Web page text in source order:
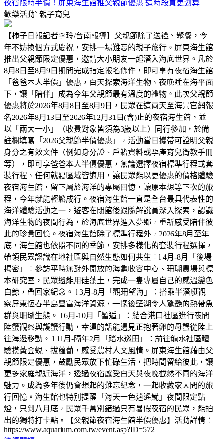
夜宿限時半價！屏東海生館推父親節優惠 這時段買更划算
歡樂活動ˋ 親子育兒
【柿子日報記者李玲/台南報導】父親節除了送禮、聚餐，今
年不妨換個方式慶祝，安排一場難忘的親子旅行。屏東海生館
推出父親節限定優惠，邀請大小朋友一起潛入海底世界。凡於
8月8日至8月9日期間完成指定報名條件，即可享有夜宿海生館
「爸爸本人半價」優惠，白天探索海洋生物、夜晚睡在海平面
下，讓「陪伴」成為今年父親節最有溫度的禮物。此次父親節
優惠將於2026年8月8日至8月9日，民眾在這兩天至海景官網報
名2026年8月13日至2026年12月31日(含)止的夜宿海生館，並
以「兩大一小」（收費對象皆須為3歲以上）同行參加，於備
註欄填寫「2026父親節半價優惠」，活動當日攜帶可證明父親
身分之有效文件（例如身分證、戶籍資料或孕產育兒衛教手冊
等），即可享爸爸本人半價優惠，無論選擇夜宿標準行程或套
裝行程、任何就寢區域皆適用，讓民眾能以更優惠的價格體驗
夜宿海生館，留下屬於海洋的專屬回憶，讓原本想等下次的旅
程，今年就能輕鬆成行。夜宿海生館一直是全台最具代表性的
海洋體驗活動之一，遊客在閉館後跟隨解說員深入探索，認識
海洋生物的夜間行為，於海底世界進入夢鄉，重新感受陪伴彼
此的珍貴回憶。夜宿海生館除了標準行程外，2026年8月至年
底，海生館也依照不同的季節，安排多樣化的套裝行程選擇，
帶領民眾認識在地社區與自然生態如何共生：l 4月-8月「後場
揭密」：參訪平時無對外開放的海龜收容中心、珊瑚農場與標
本研究室，民眾還能用硅藻土，完成一隻專屬自己的感溫變色
白鯨，帶回家紀念。 l 3月-8月「觀珊望海」：搭乘半潛艇觀
察屏東恆春半島豐富海洋資源，一探後壁湖令人驚艷的熱帶魚
群與珊瑚生態。 l 6月-10月「蟹逅」：結合港口社區進行夜間
陸蟹觀察與護蟹行動，幸運的話能遇見正抱著卵的母蟹從陸上
往海邊移動。 l 11月-隔年2月「踏水巡田」：前往龍水社區體
驗摸黃金蜆、拔蘿蔔，感受農村人文風情。屏東海生館藉由父
親節限定優惠，鼓勵民眾放下忙碌生活，把時間留給彼此，讓
更多家庭親近海洋，透過夜宿感受白天與夜晚截然不同的海洋
魅力。成為多年後仍會想起的難忘紀念，一起收藏家人間的旅
行回憶。海生館也特別提醒「海天一色逍遙魷」夜間限定點
燈，只到八月底，民眾千萬別錯過只有暑假夜宿的民眾，能拍
出的獨特打卡點。【父親節夜宿海生館半價優惠】活動詳情：
https://www.aquarium.com.tw/event.asp?ID=572